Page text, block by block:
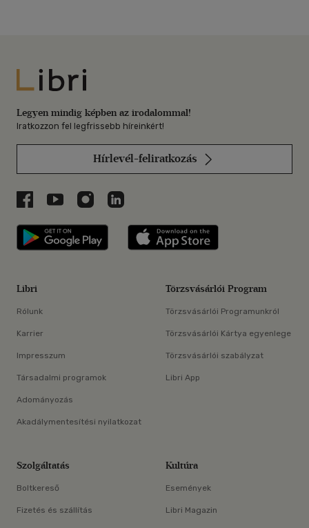
Libri
Legyen mindig képben az irodalommal!
Iratkozzon fel legfrissebb híreinkért!
Hírlevél-feliratkozás
Libri a Facebookon
Libri a Youtube-on
Libri az Instagramon
Libri a LinkedInen
Libri applikáció Szerezd meg: Google
Libri
Rólunk
Karrier
Impresszum
Társadalmi programok
Adományozás
Akadálymentesítési nyilatkozat
Törzsvásárlói Program
Törzsvásárlói Programunkról
Törzsvásárlói Kártya egyenlege
Törzsvásárlói szabályzat
Libri App
Szolgáltatás
Boltkereső
Fizetés és szállítás
Kultúra
Események
Libri Magazin